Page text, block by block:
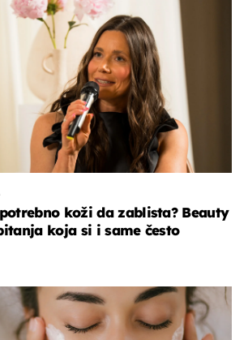
koži da zablista? Beauty
koja si i same često